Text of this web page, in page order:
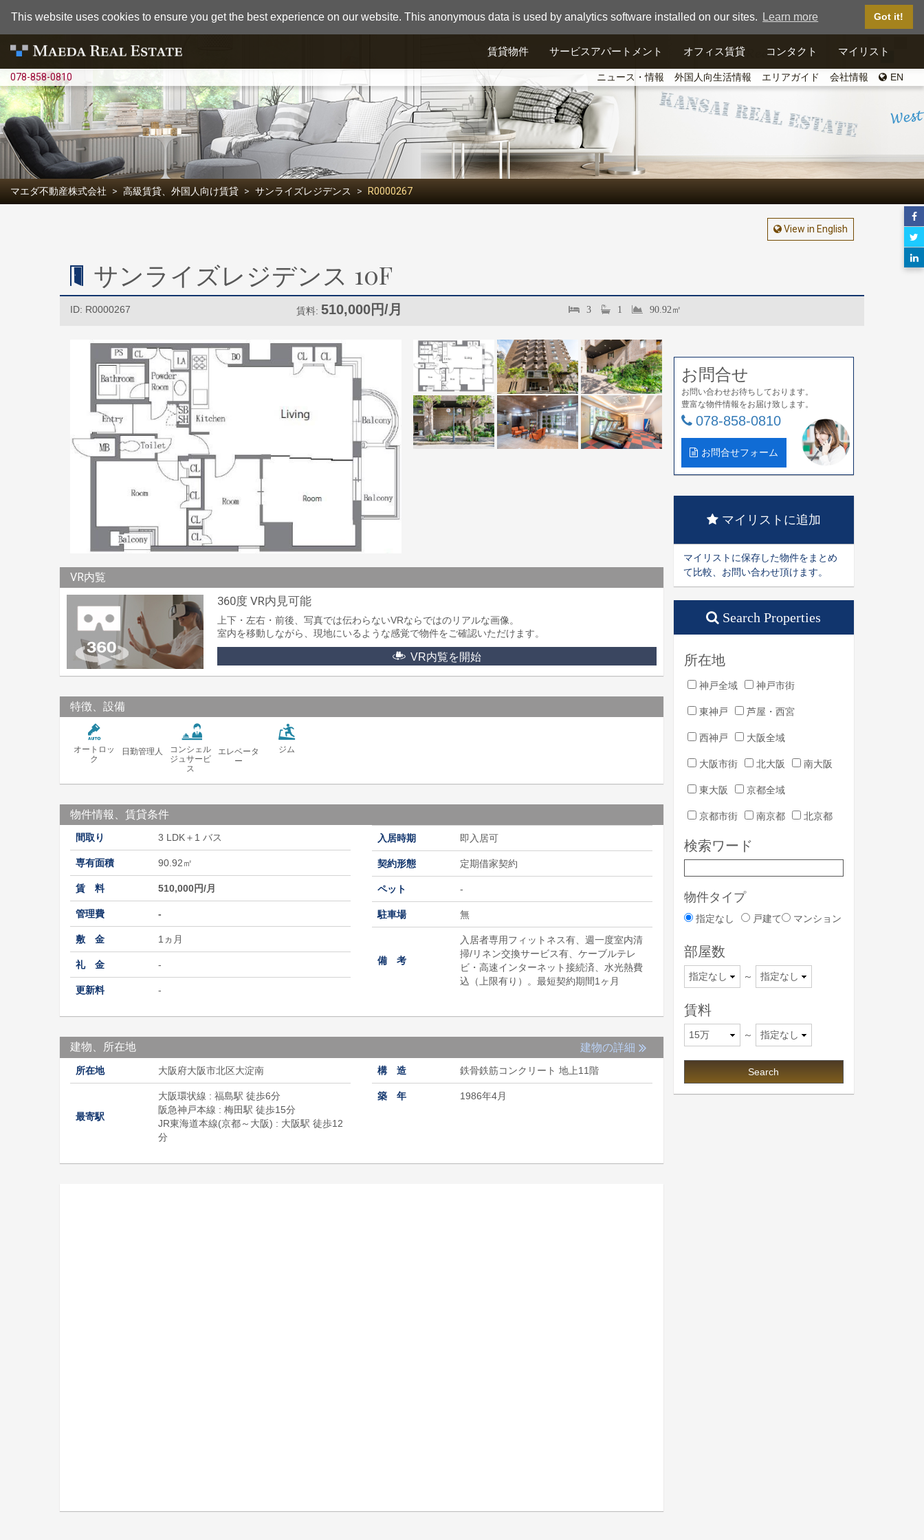
This website uses cookies to ensure you get the best experience on our website. This anonymous data is used by analytics software installed on our sites. Learn more Got it!
賃貸物件 サービスアパートメント オフィス賃貸 コンタクト マイリスト
078-858-0810 ニュース・情報 外国人向生活情報 エリアガイド 会社情報 EN
マエダ不動産株式会社 高級賃貸、外国人向け賃貸 サンライズレジデンス R0000267
View in English
サンライズレジデンス 10F
ID: R0000267 賃料:510,000円/月 3 1 90.92㎡
VR内覧
360度 VR内見可能
上下・左右・前後、写真では伝わらないVRならではのリアルな画像。
室内を移動しながら、現地にいるような感覚で物件をご確認いただけます。
VR内覧を開始
特徴、設備
オートロッ
ク
日勤管理人
コンシェル
ジュサービ
ス
エレベータ
ー
ジム
物件情報、賃貸条件
間取り 3 LDK＋1 バス
専有面積 90.92㎡
賃 料 510,000円/月
管理費 -
敷 金 1ヵ月
礼 金 -
更新料 -
入居時期 即入居可
契約形態 定期借家契約
ペット -
駐車場 無
備 考
入居者専用フィットネス有、週一度室内清
掃/リネン交換サービス有、ケーブルテレ
ビ・高速インターネット接続済、水光熱費
込（上限有り）。最短契約期間1ヶ月
建物、所在地 建物の詳細
所在地 大阪府大阪市北区大淀南
最寄駅
大阪環状線 : 福島駅 徒歩6分
阪急神戸本線 : 梅田駅 徒歩15分
JR東海道本線(京都～大阪) : 大阪駅 徒歩12
分
構 造 鉄骨鉄筋コンクリート 地上11階
築 年 1986年4月
お問合せ
お問い合わせお待ちしております。
豊富な物件情報をお届け致します。
078-858-0810
お問合せフォーム
マイリストに追加
マイリストに保存した物件をまとめ
て比較、お問い合わせ頂けます。
Search Properties
所在地
神戸全域 神戸市街
東神戸 芦屋・西宮
西神戸 大阪全域
大阪市街 北大阪 南大阪
東大阪 京都全域
京都市街 南京都 北京都
検索ワード
物件タイプ
指定なし 戸建て マンション
部屋数
～
賃料
～